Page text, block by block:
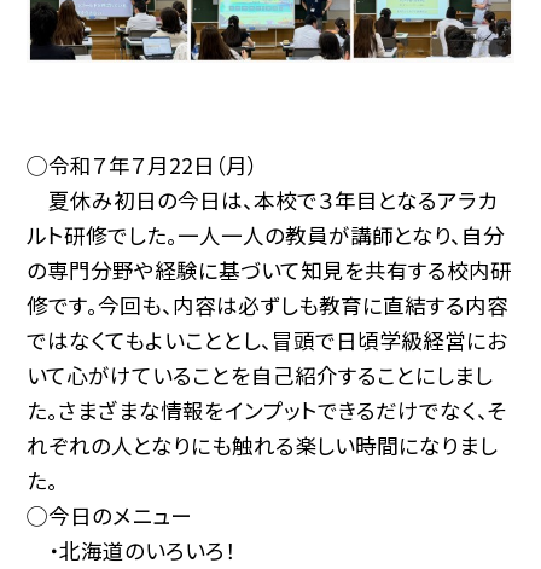
◯令和７年７月22日（月）
夏休み初日の今日は、本校で３年目となるアラカ
ルト研修でした。一人一人の教員が講師となり、自分
の専門分野や経験に基づいて知見を共有する校内研
修です。今回も、内容は必ずしも教育に直結する内容
ではなくてもよいこととし、冒頭で日頃学級経営にお
いて心がけていることを自己紹介することにしまし
た。さまざまな情報をインプットできるだけでなく、そ
れぞれの人となりにも触れる楽しい時間になりまし
た。
◯今日のメニュー
・北海道のいろいろ！